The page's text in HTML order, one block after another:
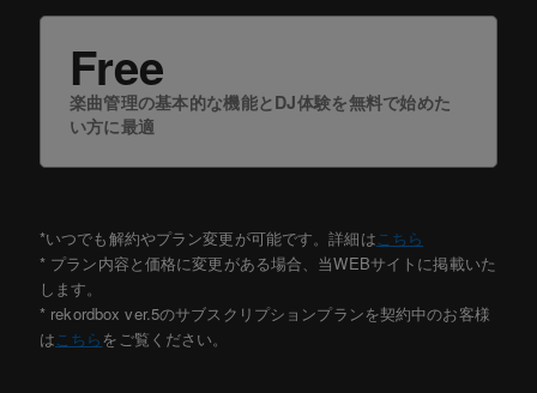
Free
楽曲管理の基本的な機能とDJ体験を無料で始めた
い方に最適
*いつでも解約やプラン変更が可能です。詳細はこちら
* プラン内容と価格に変更がある場合、当WEBサイトに掲載いた
します。
* rekordbox ver.5のサブスクリプションプランを契約中のお客様
はこちらをご覧ください。